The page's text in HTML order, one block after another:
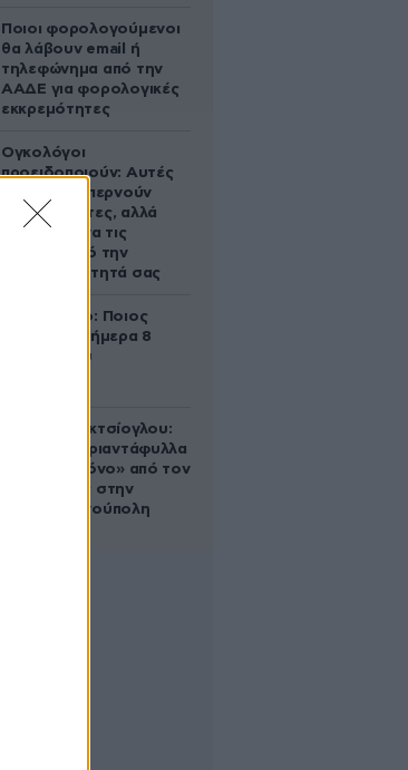
Ποιοι φορολογούμενοι
θα λάβουν email ή
τηλεφώνημα από την
ΑΑΔΕ για φορολογικές
εκκρεμότητες
Ογκολόγοι
προειδοποιούν: Αυτές
οι τροφές, περνούν
απαρατήρητες, αλλά
καλό είναι να τις
βγάλετε από την
καθημερινότητά σας
Εορτολόγιο: Ποιος
γιορτάζει σήμερα 8
Αυγούστου
Μαρία Εκμεκτσίογλου:
«17 λευκά τριαντάφυλλα
για έναν χρόνο» από τον
σύζυγό της στην
Κωνσταντινούπολη